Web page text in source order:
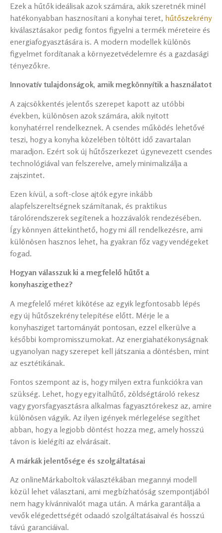
Ezek a hűtők ideálisak azok számára, akik szeretnék minél
hatékonyabban hasznosítani a konyhai teret, hűtőszekrény
kiválasztásakor pedig fontos figyelni a termék méreteire és
energiafogyasztására is. A modern modellek különös
figyelmet fordítanak a környezetvédelemre és a gazdasági
tényezőkre.
Innovatív tulajdonságok, amik megkönnyítik a használatot
A zajcsökkentés jelentős szerepet kapott az utóbbi
években, különösen azok számára, akik nyitott
konyhatérrel rendelkeznek. A csendes működés lehetővé
teszi, hogy a konyha közelében töltött idő zavartalan
maradjon. Ezért sok új hűtőszerkezet úgynevezett csendes
technológiával van felszerelve, amely minimalizálja a
zajszintet.
Ezen kívül, a soft-close ajtók egyre inkább
alapfelszereltségnek számítanak, és praktikus
tárolórendszerek segítenek a hozzávalók rendezésében.
Így könnyen áttekinthető, hogy mi áll rendelkezésre, ami
különösen hasznos lehet, ha gyakran főz vagy vendégeket
fogad.
Hogyan válasszuk ki a megfelelő hűtőt a
konyhaszigethez?
A megfelelő méret kikötése az egyik legfontosabb lépés
egy új hűtőszekrény telepítése előtt. Mérje le a
konyhasziget tartományát pontosan, ezzel elkerülve a
későbbi kompromisszumokat. Az energiahatékonyságnak
ugyanolyan nagy szerepet kell játszania a döntésben, mint
az esztétikának.
Fontos szempont az is, hogy milyen extra funkciókra van
szükség. Lehet, hogy egy italhűtő, zöldségtároló rekesz
vagy gyorsfagyasztásra alkalmas fagyasztórekesz az, amire
különösen vágyik. Az ilyen igények mérlegelése segíthet
abban, hogy a legjobb döntést hozza meg, amely hosszú
távon is kielégíti az elvárásait.
A márkák jelentősége és szolgáltatásai
Az onlineMárkaboltok választékában megannyi modell
közül lehet választani, ami megbízhatóság szempontjából
nem hagy kívánnivalót maga után. A márka garantálja a
vevők elégedettségét odaadó szolgáltatásaival és hosszú
távú garanciáival.